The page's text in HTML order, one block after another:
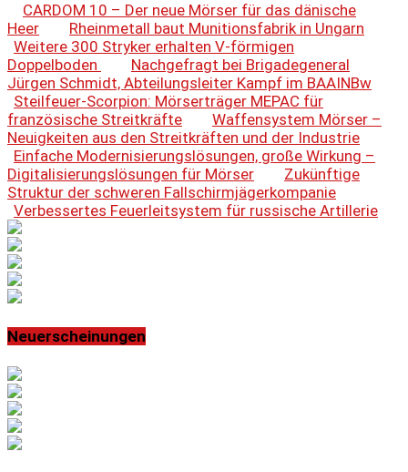
CARDOM 10 – Der neue Mörser für das dänische
Heer
Rheinmetall baut Munitionsfabrik in Ungarn
Weitere 300 Stryker erhalten V-förmigen
Doppelboden
Nachgefragt bei Brigadegeneral
Jürgen Schmidt, Abteilungsleiter Kampf im BAAINBw
Steilfeuer-Scorpion: Mörserträger MEPAC für
französische Streitkräfte
Waffensystem Mörser –
Neuigkeiten aus den Streitkräften und der Industrie
Einfache Modernisierungslösungen, große Wirkung –
Digitalisierungslösungen für Mörser
Zukünftige
Struktur der schweren Fallschirmjägerkompanie
Verbessertes Feuerleitsystem für russische Artillerie
Neuerscheinungen